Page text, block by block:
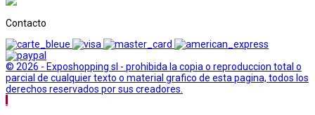
Contacto
© 2026 - Exposhopping sl - prohibida la copia o reproduccion total o
parcial de cualquier texto o material grafico de esta pagina, todos los
derechos reservados por sus creadores.